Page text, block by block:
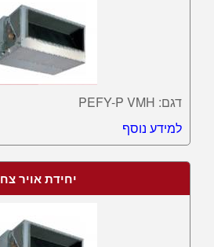
דגם: PEFY-P VMH
למידע נוסף
יחידת אויר צח